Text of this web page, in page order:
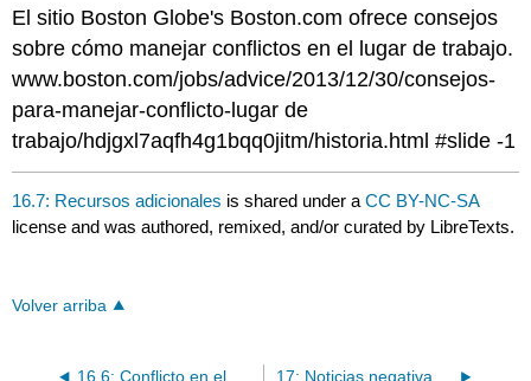
El sitio Boston Globe's Boston.com ofrece consejos
sobre cómo manejar conflictos en el lugar de trabajo.
www.boston.com/jobs/advice/2013/12/30/consejos-
para-manejar-conflicto-lugar de
trabajo/hdjgxl7aqfh4g1bqq0jitm/historia.html #slide -1
16.7: Recursos adicionales is shared under aCC BY-NC-SA
license and was authored, remixed, and/or curated by LibreTexts.
Volver arriba